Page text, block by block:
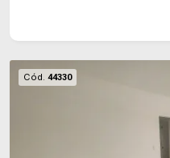
churrasqueira e
Cód. 44330